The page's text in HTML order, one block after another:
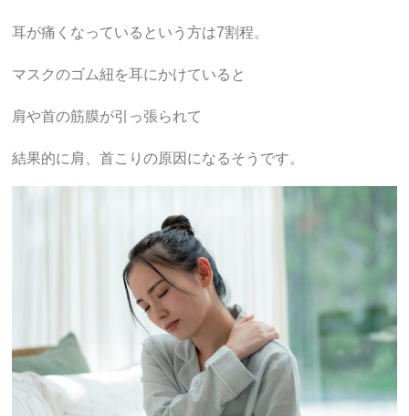
耳が痛くなっているという方は7割程。
マスクのゴム紐を耳にかけていると
肩や首の筋膜が引っ張られて
結果的に肩、首こりの原因になるそうです。